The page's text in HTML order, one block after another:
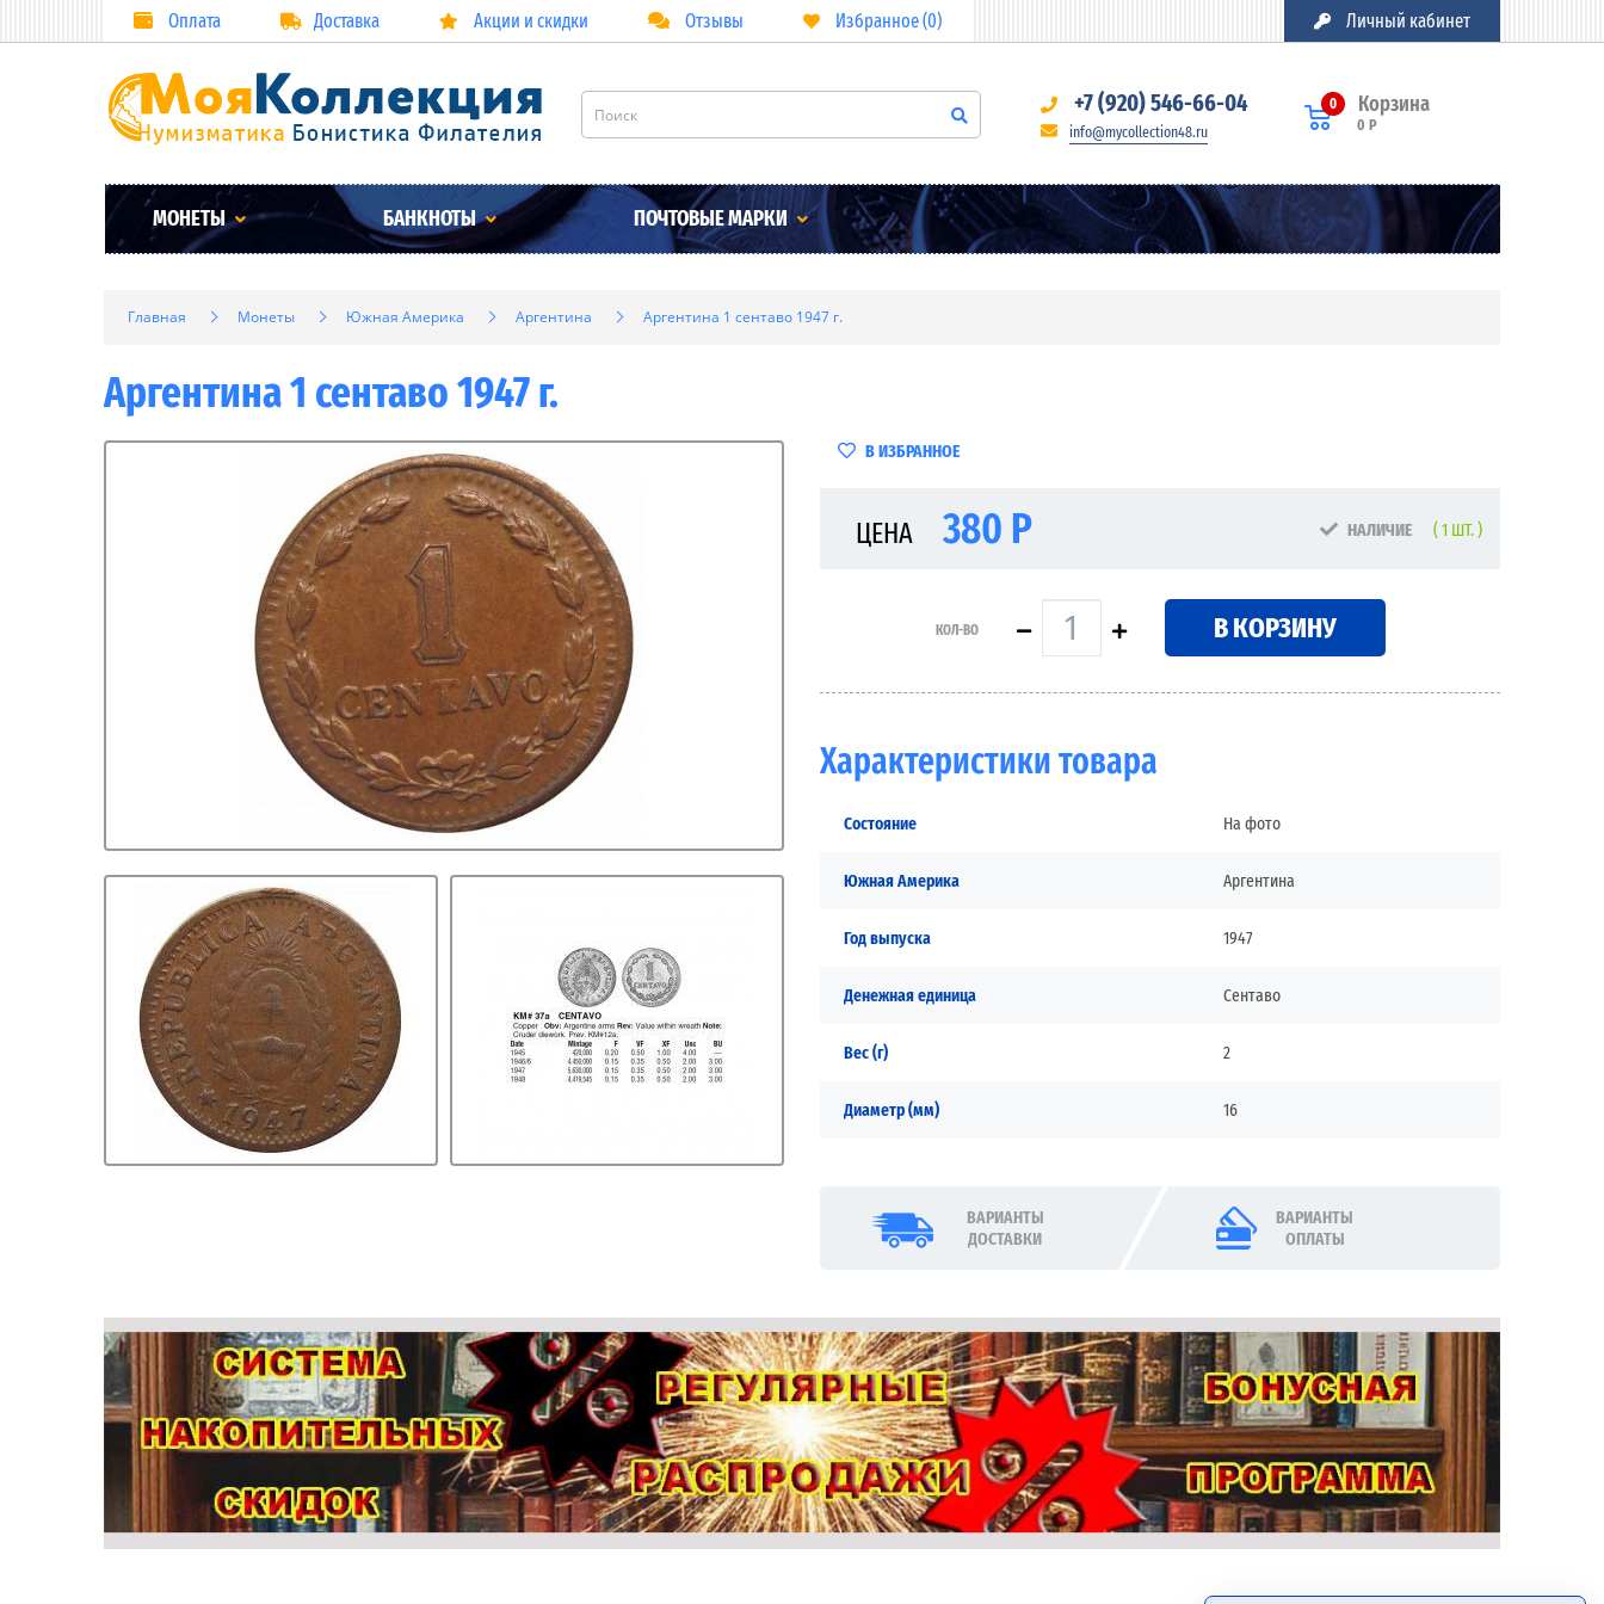
Оплата Доставка Акции и скидки Отзывы Избранное (0) Личный кабинет
+7 (920) 546-66-04
info@mycollection48.ru
Корзина
0
0 Р
МОНЕТЫ БАНКНОТЫ ПОЧТОВЫЕ МАРКИ
Главная Монеты Южная Америка Аргентина Аргентина 1 сентаво 1947 г.
Аргентина 1 сентаво 1947 г.
В ИЗБРАННОЕ
ЦЕНА 380 Р НАЛИЧИЕ ( 1 ШТ. )
КОЛ-ВО В КОРЗИНУ
Характеристики товара
Состояние На фото
Южная Америка Аргентина
Год выпуска 1947
Денежная единица Сентаво
Вес (г) 2
Диаметр (мм) 16
ВАРИАНТЫ
ДОСТАВКИ
ВАРИАНТЫ
ОПЛАТЫ